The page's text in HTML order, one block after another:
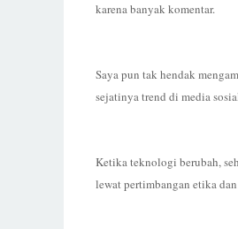
karena banyak komentar.
Saya pun tak hendak
sejatinya trend di media
Ketika teknologi berubah,
lewat pertimbangan etika